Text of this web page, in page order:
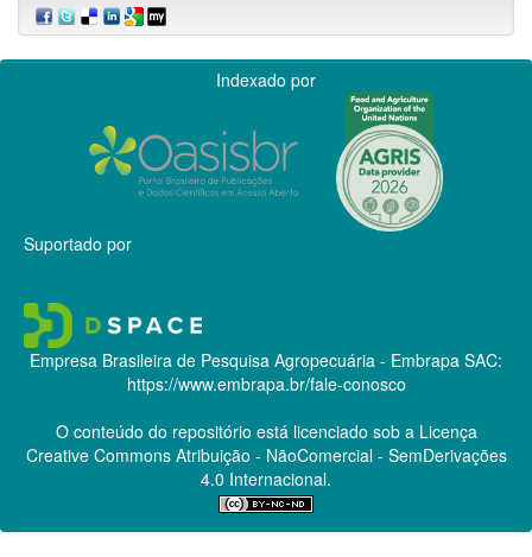
Indexado por
Suportado por
Empresa Brasileira de Pesquisa Agropecuária - Embrapa SAC:
https://www.embrapa.br/fale-conosco
O conteúdo do repositório está licenciado sob a Licença
Creative CommonsAtribuição - NãoComercial - SemDerivações
4.0 Internacional.